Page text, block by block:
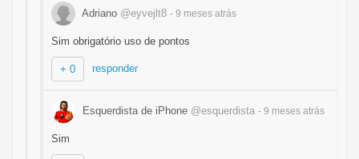
Adriano @eyvejlt8 - 9 meses atrás
Sim obrigatório uso de pontos
+ 0 responder
Esquerdista de iPhone @esquerdista - 9 meses atrás
Sim